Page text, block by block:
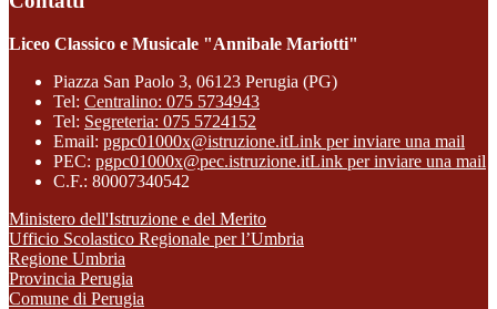
Liceo Classico e Musicale "Annibale Mariotti"
Piazza San Paolo 3, 06123 Perugia (PG)
Tel: Centralino: 075 5734943
Tel: Segreteria: 075 5724152
Email: pgpc01000x@istruzione.itLink per inviare una mail
PEC: pgpc01000x@pec.istruzione.itLink per inviare una mail
C.F.: 80007340542
Ministero dell'Istruzione e del Merito
Ufficio Scolastico Regionale per l’Umbria
Regione Umbria
Provincia Perugia
Comune di Perugia